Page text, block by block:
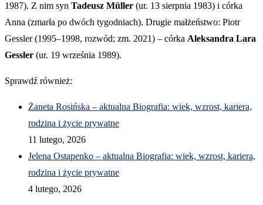
1987). Z nim syn Tadeusz Müller (ur. 13 sierpnia 1983) i córka
Anna (zmarła po dwóch tygodniach). Drugie małżeństwo: Piotr
Gessler (1995–1998, rozwód; zm. 2021) – córka Aleksandra Lara
Gessler (ur. 19 września 1989).
Sprawdź również:
Żaneta Rosińska – aktualna Biografia: wiek, wzrost, kariera,
rodzina i życie prywatne
11 lutego, 2026
Jelena Ostapenko – aktualna Biografia: wiek, wzrost, kariera,
rodzina i życie prywatne
4 lutego, 2026